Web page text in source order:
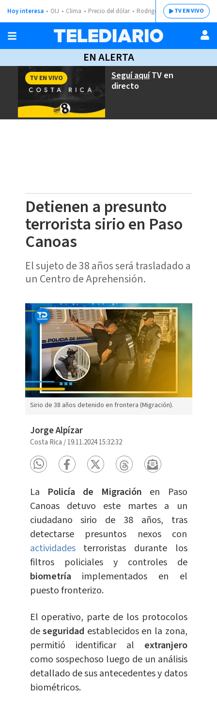
Hoy interesa OIJ Clima Precio del dólar Rodrigo ChavesTV EN VIVO
EN ALERTA
Seguí aquíTV en
directo
TV EN VIVO
Detienen a presunto
terrorista sirio en Paso
Canoas
El sujeto de 38 años será trasladado a
un Centro de Aprehensión.
Sirio de 38 años detenido en frontera (Migración).
Jorge Alpízar
Costa Rica /19.11.2024 15:32:32
La Policía de Migración en Paso
Canoas detuvo este martes a un
ciudadano sirio de 38 años, tras
detectarse presuntos nexos con
actividades
terroristas durante los
filtros policiales y controles de
biometría implementados en el
puesto fronterizo.
El operativo, parte de los protocolos
deseguridad establecidos en la zona,
permitió identificar al extranjero
como sospechoso luego de un análisis
detallado de sus antecedentes y datos
biométricos.